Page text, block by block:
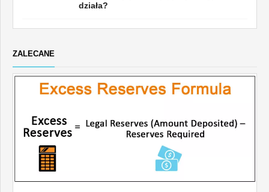
działa?
ZALECANE